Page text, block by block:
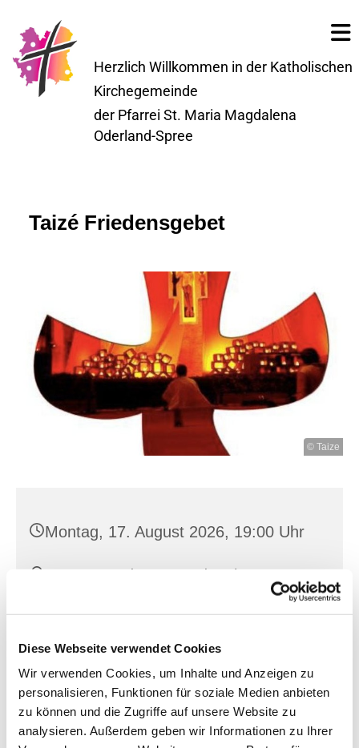
Diese Webseite verwendet Cookies
Wir verwenden Cookies, um Inhalte und Anzeigen zu
personalisieren, Funktionen für soziale Medien anbieten
zu können und die Zugriffe auf unsere Website zu
analysieren. Außerdem geben wir Informationen zu Ihrer
Herzlich Willkommen in der Katholischen
Kirchegemeinde
der Pfarrei St. Maria Magdalena
Oderland-Spree
Taizé Friedensgebet
© Taize
Montag, 17. August 2026, 19:00 Uhr
St. Gertraud, Gertraudenplatz 6,
Martin Verhoeven, Stefanie Piekos